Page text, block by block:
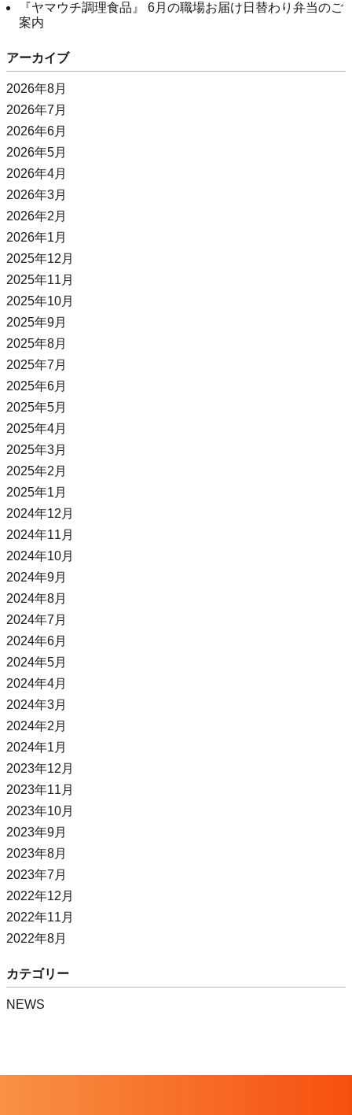
『ヤマウチ調理食品』 6月の職場お届け日替わり弁当のご
案内
アーカイブ
2026年8月
2026年7月
2026年6月
2026年5月
2026年4月
2026年3月
2026年2月
2026年1月
2025年12月
2025年11月
2025年10月
2025年9月
2025年8月
2025年7月
2025年6月
2025年5月
2025年4月
2025年3月
2025年2月
2025年1月
2024年12月
2024年11月
2024年10月
2024年9月
2024年8月
2024年7月
2024年6月
2024年5月
2024年4月
2024年3月
2024年2月
2024年1月
2023年12月
2023年11月
2023年10月
2023年9月
2023年8月
2023年7月
2022年12月
2022年11月
2022年8月
カテゴリー
NEWS